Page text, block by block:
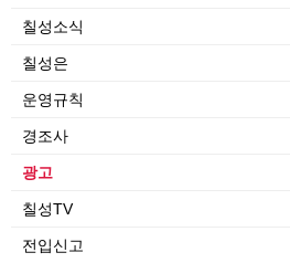
칠성소식
칠성은
운영규칙
경조사
광고
칠성TV
전입신고